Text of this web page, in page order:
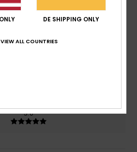
5.0
DE SHIPPING ONLY
VIEW ALL COUNTRIES